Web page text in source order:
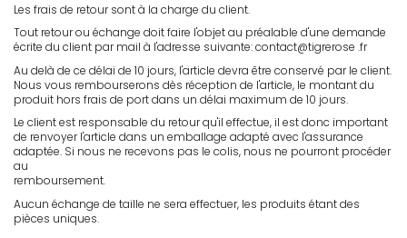
Les frais de retour sont à la charge du client.
Tout retour ou échange doit faire l'objet au préalable d'une demande
écrite du client par mail à l'adresse suivante: contact@tigrerose .fr
Au delà de ce délai de 10 jours, l'article devra être conservé par le client.
Nous vous rembourserons dès réception de l'article, le montant du
produit hors frais de port dans un délai maximum de 10 jours.
Le client est responsable du retour qu'il effectue, il est donc important
de renvoyer l'article dans un emballage adapté avec l'assurance
adaptée. Si nous ne recevons pas le colis, nous ne pourront procéder
au
remboursement.
Aucun échange de taille ne sera effectuer, les produits étant des
pièces uniques.